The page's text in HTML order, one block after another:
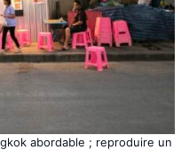
abordable ; reproduire un